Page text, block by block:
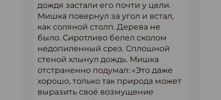
дождя застали его почти у цели.
Мишка повернул за угол и встал,
как соляной столп. Дерева не
было. Сиротливо белел сколом
недопиленный срез. Сплошной
стеной хлынул дождь. Мишка
отстраненно подумал: «Это даже
хорошо, только так природа может
выразить своё возмущение